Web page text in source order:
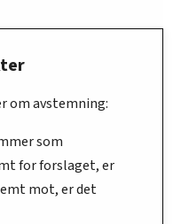
om avstemning:
som
for forslaget, er
mot, er det